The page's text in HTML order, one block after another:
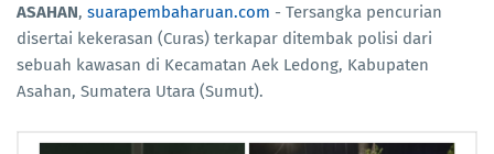
ASAHAN, suarapembaharuan.com - Tersangka pencurian
disertai kekerasan (Curas) terkapar ditembak polisi dari
sebuah kawasan di Kecamatan Aek Ledong, Kabupaten
Asahan, Sumatera Utara (Sumut).